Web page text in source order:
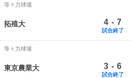
等々力球場
拓殖大 4 - 7
試合終了
等々力球場
東京農業大 3 - 6
試合終了